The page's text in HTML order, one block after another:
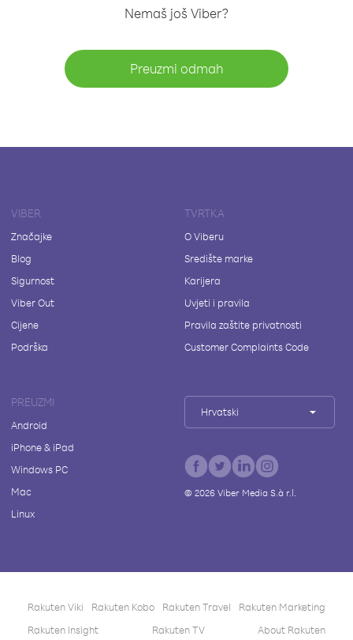
Nemaš još Viber?
Preuzmi odmah
VIBER
Značajke
Blog
Sigurnost
Viber Out
Cijene
Podrška
TVRTKA
O Viberu
Središte marke
Karijera
Uvjeti i pravila
Pravila zaštite privatnosti
Customer Complaints Code
PREUZMI
Android
iPhone & iPad
Windows PC
Mac
Linux
Hrvatski
© 2026Viber Media S.à r.l.
Rakuten Viki Rakuten Kobo Rakuten Travel
Rakuten Marketing
Rakuten Insight
Rakuten TV About Rakuten